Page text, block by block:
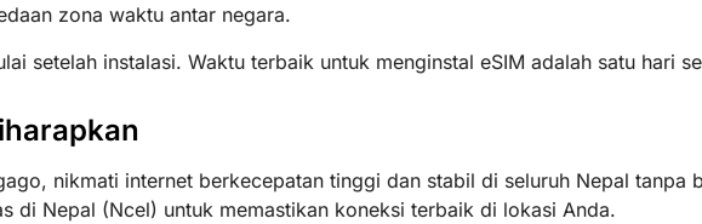
zona waktu antar negara.
setelah instalasi. Waktu terbaik untuk menginstal eSIM adalah satu hari
nikmati internet berkecepatan tinggi dan stabil di seluruh Nepal tanpa
di Nepal (Ncel) untuk memastikan koneksi terbaik di lokasi Anda.